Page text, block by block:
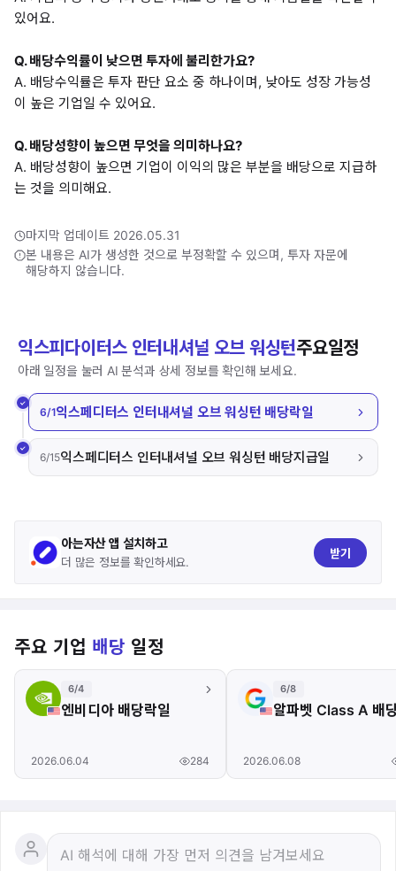
있어요.
Q. 배당수익률이 낮으면 투자에 불리한가요?
A. 배당수익률은 투자 판단 요소 중 하나이며, 낮아도 성장 가능성
이 높은 기업일 수 있어요.
Q. 배당성향이 높으면 무엇을 의미하나요?
A. 배당성향이 높으면 기업이 이익의 많은 부분을 배당으로 지급하
는 것을 의미해요.
마지막 업데이트 2026.05.31
본 내용은 AI가 생성한 것으로 부정확할 수 있으며, 투자 자문에
해당하지 않습니다.
익스피다이터스 인터내셔널 오브 워싱턴주요일정
아래 일정을 눌러 AI 분석과 상세 정보를 확인해 보세요.
6/1익스페디터스 인터내셔널 오브 워싱턴 배당락일
6/15익스페디터스 인터내셔널 오브 워싱턴 배당지급일
아는자산 앱 설치하고
더 많은 정보를 확인하세요.
받기
주요 기업 배당 일정
6/4
엔비디아 배당락일
2026.06.04 284
6/8
알파벳 Class A 배
2026.06.08